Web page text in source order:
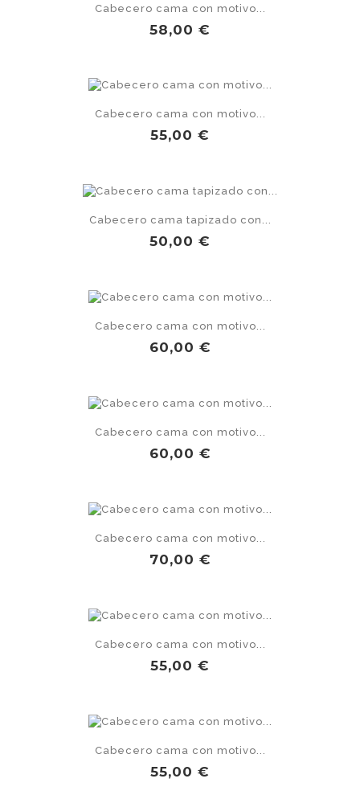
Cabecero cama con motivo...
Precio
58,00 €
Cabecero cama con motivo...
Precio
55,00 €
Cabecero cama tapizado con...
Precio
50,00 €
Cabecero cama con motivo...
Precio
60,00 €
Cabecero cama con motivo...
Precio
60,00 €
Cabecero cama con motivo...
Precio
70,00 €
Cabecero cama con motivo...
Precio
55,00 €
Cabecero cama con motivo...
Precio
55,00 €